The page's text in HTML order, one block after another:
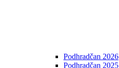
Podhradčan 2026
Podhradčan 2025